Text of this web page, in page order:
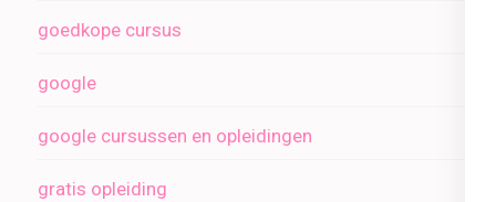
goedkope cursus
google
google cursussen en opleidingen
gratis opleiding